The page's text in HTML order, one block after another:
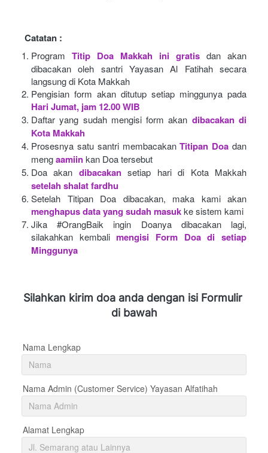
Catatan :
Program Titip Doa Makkah ini gratis dan akan
dibacakan oleh santri Yayasan Al Fatihah secara
langsung di Kota Makkah
Pengisian form akan ditutup setiap minggunya pada
Hari Jumat, jam 12.00 WIB
Daftar yang sudah mengisi form akan dibacakan di
Kota Makkah
Prosesnya satu santri membacakan Titipan Doa dan
mengaamiinkan Doa tersebut
Doa akan dibacakan setiap hari di Kota Makkah
setelah shalat fardhu
Setelah Titipan Doa dibacakan, maka kami akan
menghapus data yang sudah masukke sistem kami
Jika #OrangBaik ingin Doanya dibacakan lagi,
silakahkan kembali mengisi Form Doa di setiap
Minggunya
Silahkan kirim doa anda dengan isi Formulir
di bawah
Nama Lengkap
Nama Admin (Customer Service) Yayasan Alfatihah
Alamat Lengkap